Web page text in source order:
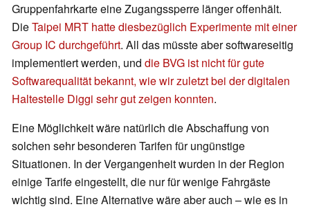
Gruppenfahrkarte eine Zugangssperre länger offenhält.
DieTaipei MRT hatte diesbezüglich Experimente mit einer
Group IC durchgeführt. All das müsste aber softwareseitig
implementiert werden, und die BVG ist nicht für gute
Softwarequalität bekannt, wie wir zuletzt bei der digitalen
Haltestelle Diggi sehr gut zeigen konnten.
Eine Möglichkeit wäre natürlich die Abschaffung von
solchen sehr besonderen Tarifen für ungünstige
Situationen. In der Vergangenheit wurden in der Region
einige Tarife eingestellt, die nur für wenige Fahrgäste
wichtig sind. Eine Alternative wäre aber auch – wie es in